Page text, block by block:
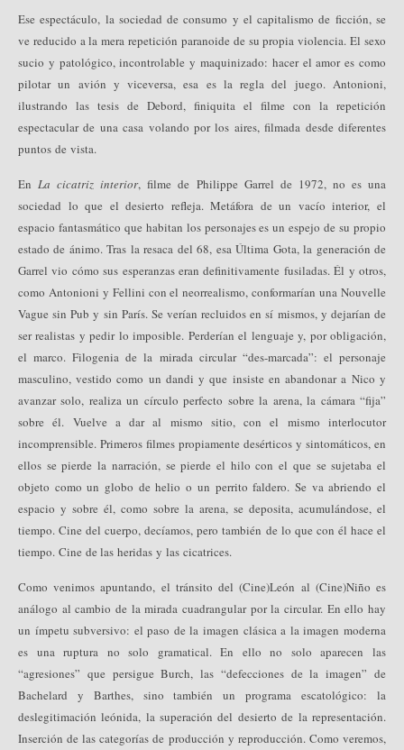
Ese espectáculo, la sociedad de consumo y el capitalismo de ficción, se
ve reducido a la mera repetición paranoide de su propia violencia. El sexo
sucio y patológico, incontrolable y maquinizado: hacer el amor es como
pilotar un avión y viceversa, esa es la regla del juego. Antonioni,
ilustrando las tesis de Debord, finiquita el filme con la repetición
espectacular de una casa volando por los aires, filmada desde diferentes
puntos de vista.
EnLa cicatriz interior, filme de Philippe Garrel de 1972, no es una
sociedad lo que el desierto refleja. Metáfora de un vacío interior, el
espacio fantasmático que habitan los personajes es un espejo de su propio
estado de ánimo. Tras la resaca del 68, esa Última Gota, la generación de
Garrel vio cómo sus esperanzas eran definitivamente fusiladas. Él y otros,
como Antonioni y Fellini con el neorrealismo, conformarían una Nouvelle
Vague sin Pub y sin París. Se verían recluidos en sí mismos, y dejarían de
ser realistas y pedir lo imposible. Perderían el lenguaje y, por obligación,
el marco. Filogenia de la mirada circular “des-marcada”: el personaje
masculino, vestido como un dandi y que insiste en abandonar a Nico y
avanzar solo, realiza un círculo perfecto sobre la arena, la cámara “fija”
sobre él. Vuelve a dar al mismo sitio, con el mismo interlocutor
incomprensible. Primeros filmes propiamente desérticos y sintomáticos, en
ellos se pierde la narración, se pierde el hilo con el que se sujetaba el
objeto como un globo de helio o un perrito faldero. Se va abriendo el
espacio y sobre él, como sobre la arena, se deposita, acumulándose, el
tiempo. Cine del cuerpo, decíamos, pero también de lo que con él hace el
tiempo. Cine de las heridas y las cicatrices.
Como venimos apuntando, el tránsito del (Cine)León al (Cine)Niño es
análogo al cambio de la mirada cuadrangular por la circular. En ello hay
un ímpetu subversivo: el paso de la imagen clásica a la imagen moderna
es una ruptura no solo gramatical. En ello no solo aparecen las
“agresiones” que persigue Burch, las “defecciones de la imagen” de
Bachelard y Barthes, sino también un programa escatológico: la
deslegitimación leónida, la superación del desierto de la representación.
Inserción de las categorías de producción y reproducción. Como veremos,